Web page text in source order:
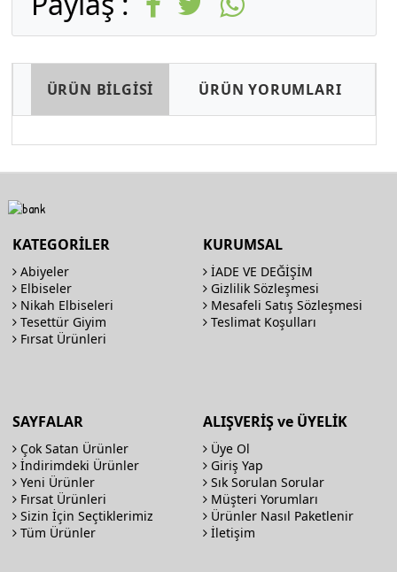
ÜRÜN BİLGİSİ ÜRÜN YORUMLARI
KATEGORİLER
Abiyeler
Elbiseler
Nikah Elbiseleri
Tesettür Giyim
Fırsat Ürünleri
KURUMSAL
İADE VE DEĞİŞİM
Gizlilik Sözleşmesi
Mesafeli Satış Sözleşmesi
Teslimat Koşulları
SAYFALAR
Çok Satan Ürünler
İndirimdeki Ürünler
Yeni Ürünler
Fırsat Ürünleri
Sizin İçin Seçtiklerimiz
Tüm Ürünler
ALIŞVERİŞ ve ÜYELİK
Üye Ol
Giriş Yap
Sık Sorulan Sorular
Müşteri Yorumları
Ürünler Nasıl Paketlenir
İletişim